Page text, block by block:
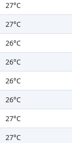
27°C
27°C
26°C
26°C
26°C
26°C
27°C
27°C